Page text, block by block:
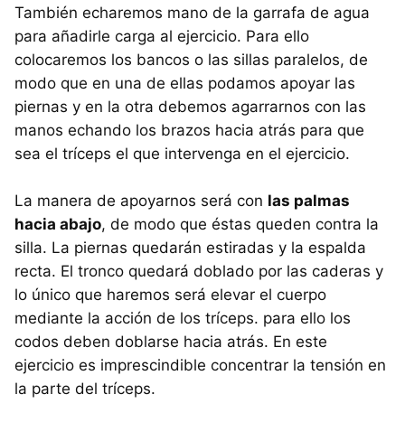
También echaremos mano de la garrafa de agua
para añadirle carga al ejercicio. Para ello
colocaremos los bancos o las sillas paralelos, de
modo que en una de ellas podamos apoyar las
piernas y en la otra debemos agarrarnos con las
manos echando los brazos hacia atrás para que
sea el tríceps el que intervenga en el ejercicio.
La manera de apoyarnos será con las palmas
hacia abajo, de modo que éstas queden contra la
silla. La piernas quedarán estiradas y la espalda
recta. El tronco quedará doblado por las caderas y
lo único que haremos será elevar el cuerpo
mediante la acción de los tríceps. para ello los
codos deben doblarse hacia atrás. En este
ejercicio es imprescindible concentrar la tensión en
la parte del tríceps.